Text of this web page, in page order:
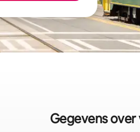
Gegevens